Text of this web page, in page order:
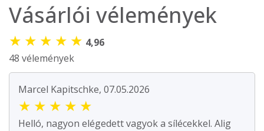
Vásárlói vélemények
★ ★ ★ ★ ★ 4,96
48 vélemények
Marcel Kapitschke, 07.05.2026
★ ★ ★ ★ ★
Helló, nagyon elégedett vagyok a sílécekkel. Alig